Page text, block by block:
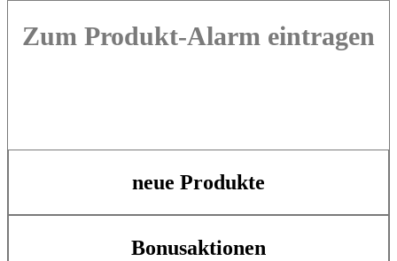
Zum Produkt-Alarm eintragen
neue Produkte
Bonusaktionen